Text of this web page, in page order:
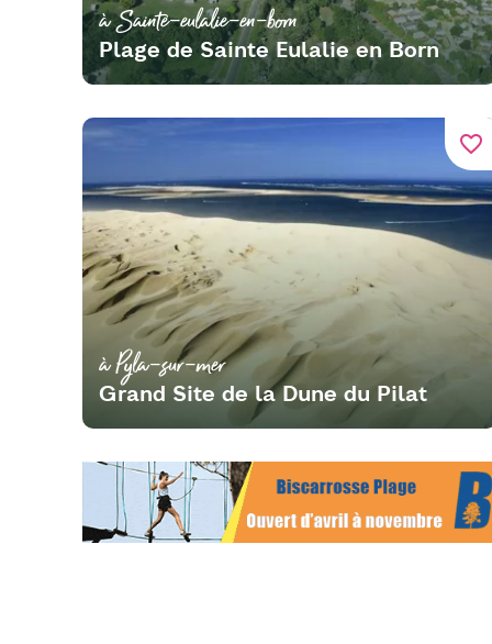
à Sainte-eulalie-en-born
Plage de Sainte Eulalie en Born
favorite_border
à Pyla-sur-mer
Grand Site de la Dune du Pilat